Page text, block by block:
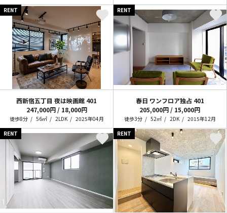
RENT
西新宿五丁目 夜は映画館 401
247,000円 / 18,000円
徒歩8分 56㎡ 2LDK 2025年04月
RENT
春日 ワンフロア独占 401
205,000円 / 15,000円
徒歩3分 52㎡ 2DK
2015年12月
RENT
RENT